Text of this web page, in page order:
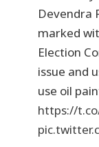
Devendra
marked
Election
issue and
use oil
https://